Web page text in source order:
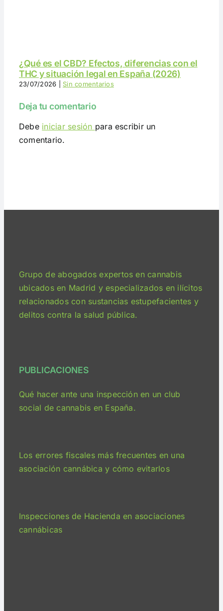
¿Qué es el CBD? Efectos, diferencias con el
THC y situación legal en España (2026)
23/07/2026 Sin comentarios
Deja tu comentario
Debe iniciar sesión para escribir un
comentario.
Grupo de abogados expertos en cannabis
ubicados en Madrid y especializados en ilícitos
relacionados con sustancias estupefacientes y
delitos contra la salud pública.
PUBLICACIONES
Qué hacer ante una inspección en un club
social de cannabis en España.
Los errores fiscales más frecuentes en una
asociación cannábica y cómo evitarlos
Inspecciones de Hacienda en asociaciones
cannábicas